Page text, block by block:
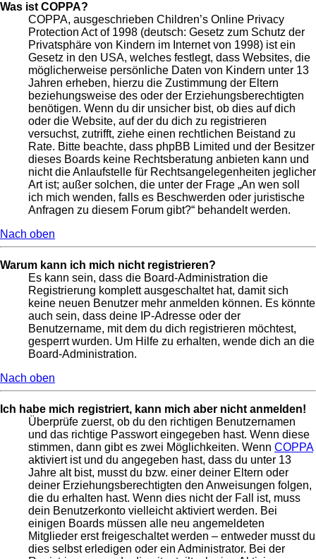
Was ist COPPA?
COPPA, ausgeschrieben Children’s Online Privacy
Protection Act of 1998 (deutsch: Gesetz zum Schutz der
Privatsphäre von Kindern im Internet von 1998) ist ein
Gesetz in den USA, welches festlegt, dass Websites, die
möglicherweise persönliche Daten von Kindern unter 13
Jahren erheben, hierzu die Zustimmung der Eltern
beziehungsweise des oder der Erziehungsberechtigten
benötigen. Wenn du dir unsicher bist, ob dies auf dich
oder die Website, auf der du dich zu registrieren
versuchst, zutrifft, ziehe einen rechtlichen Beistand zu
Rate. Bitte beachte, dass phpBB Limited und der Besitzer
dieses Boards keine Rechtsberatung anbieten kann und
nicht die Anlaufstelle für Rechtsangelegenheiten jeglicher
Art ist; außer solchen, die unter der Frage „An wen soll
ich mich wenden, falls es Beschwerden oder juristische
Anfragen zu diesem Forum gibt?“ behandelt werden.
Nach oben
Warum kann ich mich nicht registrieren?
Es kann sein, dass die Board-Administration die
Registrierung komplett ausgeschaltet hat, damit sich
keine neuen Benutzer mehr anmelden können. Es könnte
auch sein, dass deine IP-Adresse oder der
Benutzername, mit dem du dich registrieren möchtest,
gesperrt wurden. Um Hilfe zu erhalten, wende dich an die
Board-Administration.
Nach oben
Ich habe mich registriert, kann mich aber nicht anmelden!
Überprüfe zuerst, ob du den richtigen Benutzernamen
und das richtige Passwort eingegeben hast. Wenn diese
stimmen, dann gibt es zwei Möglichkeiten. Wenn COPPA
aktiviert ist und du angegeben hast, dass du unter 13
Jahre alt bist, musst du bzw. einer deiner Eltern oder
deiner Erziehungsberechtigten den Anweisungen folgen,
die du erhalten hast. Wenn dies nicht der Fall ist, muss
dein Benutzerkonto vielleicht aktiviert werden. Bei
einigen Boards müssen alle neu angemeldeten
Mitglieder erst freigeschaltet werden – entweder musst du
dies selbst erledigen oder ein Administrator. Bei der